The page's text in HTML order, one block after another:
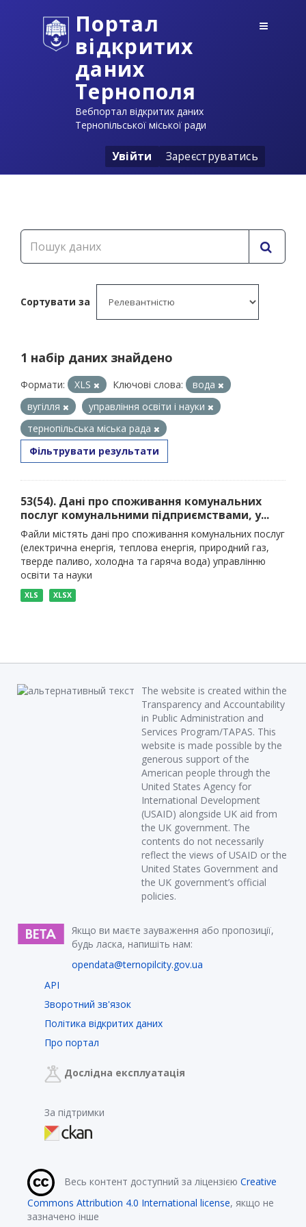
Портал
відкритих
даних
Тернополя
Вебпортал відкритих даних
Тернопільської міської ради
Увійти Зареєструватись
Сортувати за
1 набір даних знайдено
Формати: XLS Ключові слова:
вода
вугілля
управління освіти і науки
тернопільська міська рада
Фільтрувати результати
53(54). Дані про споживання комунальних
послуг комунальними підприємствами, у...
Файли містять дані про споживання комунальних послуг
(електрична енергія, теплова енергія, природний газ,
тверде паливо, холодна та гаряча вода) управлінню
освіти та науки
XLS XLSX
The website is created within the
Transparency and Accountability
in Public Administration and
Services Program/TAPAS. This
website is made possible by the
generous support of the
American people through the
United States Agency for
International Development
(USAID) alongside UK aid from
the UK government. The
contents do not necessarily
reflect the views of USAID or the
United States Government and
the UK government’s official
policies.
Якщо ви маєте зауваження або пропозиції,
будь ласка, напишіть нам:
opendata@ternopilcity.gov.ua
API
Зворотний зв'язок
Політика відкритих даних
Про портал
Дослідна експлуатація
За підтримки
Весь контент доступний за ліцензією Creative
Commons Attribution 4.0 International license, якщо не
зазначено інше